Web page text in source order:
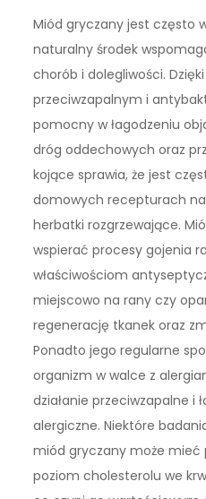
Miód gryczany jest często
naturalny środek
chorób i dolegliwości.
przeciwzapalnym i
pomocny w łagodzeniu
dróg oddechowych oraz
kojące sprawia, że jest
domowych recepturach
herbatki rozgrzewające.
wspierać procesy gojenia
właściwościom
miejscowo na rany czy
regenerację tkanek oraz
Ponadto jego regularne
organizm w walce z
działanie przeciwzapalne i
alergiczne. Niektóre
miód gryczany może mieć
poziom cholesterolu we